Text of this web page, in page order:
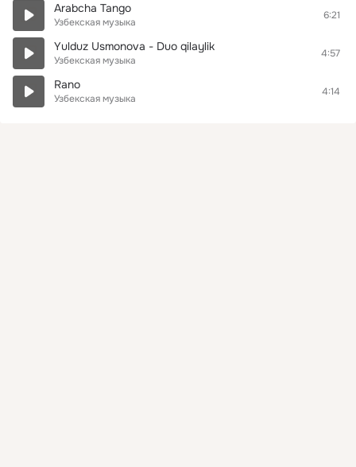
Arabcha Tango
Узбекская музыка
6:21
Yulduz Usmonova - Duo qilaylik
Узбекская музыка
4:57
Rano
Узбекская музыка
4:14